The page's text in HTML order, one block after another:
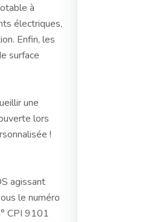
à
électriques,
Enfin, les
surface
une
lors
!
agissant
le numéro
CPI 9101